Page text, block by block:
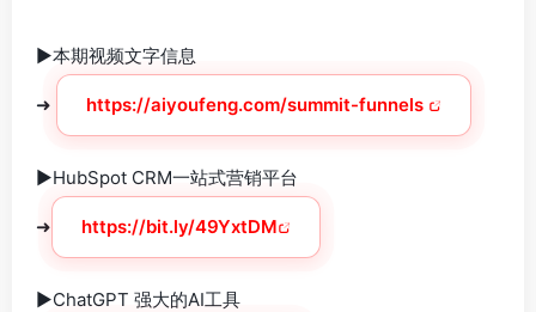
►本期视频文字信息
➜ https://aiyoufeng.com/summit-funnels
►HubSpot CRM一站式营销平台
➜ https://bit.ly/49YxtDM
►ChatGPT 强大的AI工具